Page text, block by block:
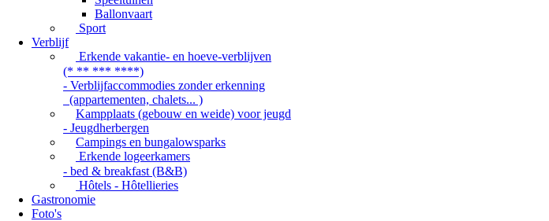
Ballonvaart
Sport
Verblijf
Erkende vakantie- en hoeve-verblijven
(* ** *** ****)
- Verblijfaccommodies zonder erkenning
(appartementen, chalets... )
Kampplaats (gebouw en weide) voor jeugd
- Jeugdherbergen
Campings en bungalowsparks
Erkende logeerkamers
- bed & breakfast (B&B)
Hôtels - Hôtellieries
Gastronomie
Foto's